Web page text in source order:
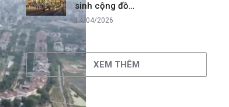
sinh cộng đồ…
14/04/2026
XEM THÊM